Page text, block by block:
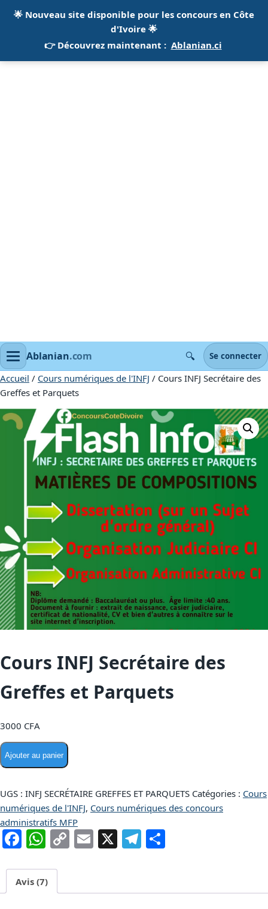
🌟 Nouveau site disponible pour les concours en Côte
d'Ivoire 🌟
👉 Découvrez maintenant : Ablanian.ci
Ablanian.com 🔍 Se connecter
Accueil / Cours numériques de l'INFJ / Cours INFJ Secrétaire des
Greffes et Parquets
Cours INFJ Secrétaire des
Greffes et Parquets
3000 CFA
Ajouter au panier
UGS : INFJ SECRÉTAIRE GREFFES ET PARQUETS Catégories : Cours
numériques de l'INFJ, Cours numériques des concours
administratifs MFP
Facebook
WhatsApp
CopyEmail
X Telegram
Avis (7)